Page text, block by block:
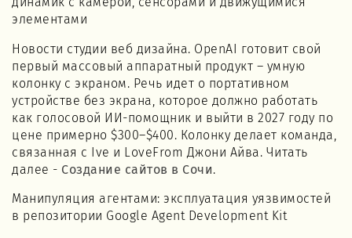
элементами
Новости студии веб дизайна. OpenAI готовит свой
первый массовый аппаратный продукт – умную
колонку с экраном. Речь идет о портативном
устройстве без экрана, которое должно работать
как голосовой ИИ-помощник и выйти в 2027 году по
цене примерно $300–$400. Колонку делает команда,
связанная с Ive и LoveFrom Джони Айва. Читать
далее - Создание сайтов в Сочи.
Манипуляция агентами: эксплуатация уязвимостей
в репозитории Google Agent Development Kit